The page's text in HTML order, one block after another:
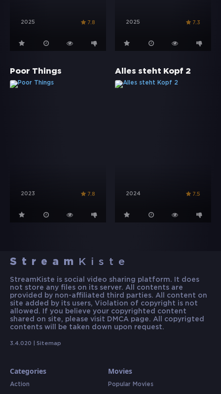
2025 7.8 2025 7.3
Poor Things
2023 7.8
Alles steht Kopf 2
2024 7.5
Stream Kiste
StreamKiste is social video sharing platform. It does
not store any files on its server. All contents are
provided by non-affiliated third parties. All content on
site added by its users, Violation of copyright is not
allowed. If you believe your copyrighted content
shared on site, please visit DMCA page. All copyrigted
contents will be taken down upon request.
3.4.020 | Sitemap
Categories
Action
Movies
Popular Movies